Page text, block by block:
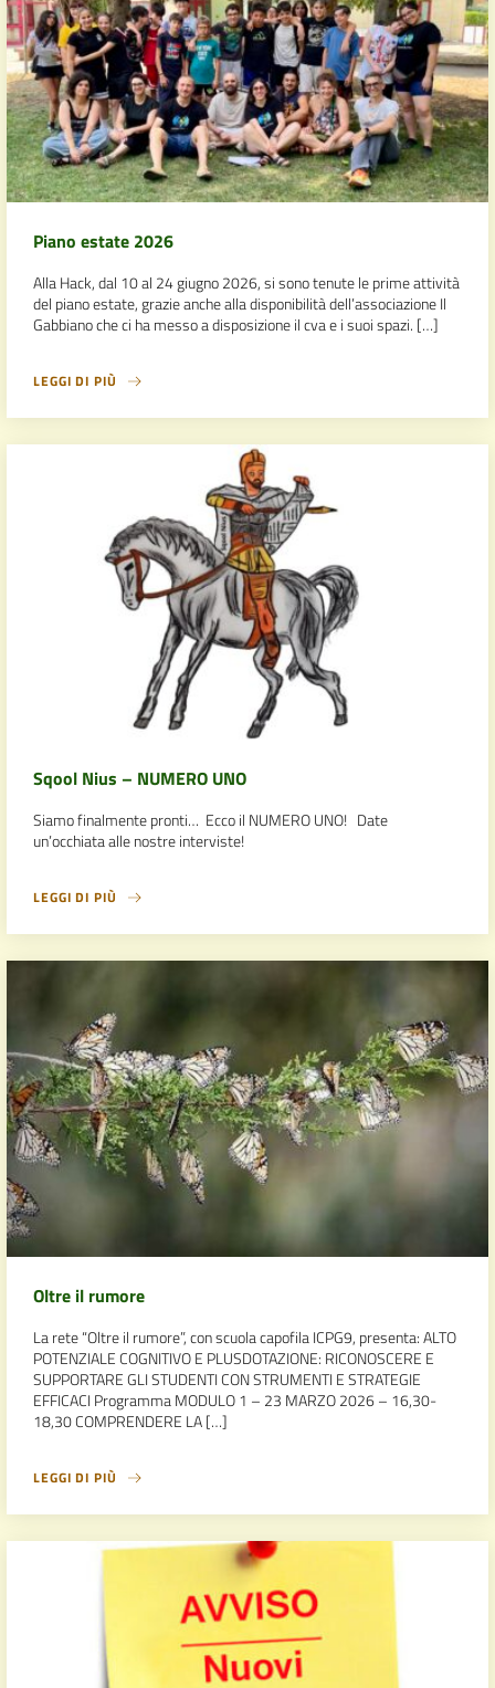
Piano estate 2026
Alla Hack, dal 10 al 24 giugno 2026, si sono tenute le prime attività
del piano estate, grazie anche alla disponibilità dell’associazione Il
Gabbiano che ci ha messo a disposizione il cva e i suoi spazi. […]
LEGGI DI PIÙ
Sqool Nius – NUMERO UNO
Siamo finalmente pronti… Ecco il NUMERO UNO! Date
un’occhiata alle nostre interviste!
LEGGI DI PIÙ
Oltre il rumore
La rete “Oltre il rumore”, con scuola capofila ICPG9, presenta: ALTO
POTENZIALE COGNITIVO E PLUSDOTAZIONE: RICONOSCERE E
SUPPORTARE GLI STUDENTI CON STRUMENTI E STRATEGIE
EFFICACI Programma MODULO 1 – 23 MARZO 2026 – 16,30-
18,30 COMPRENDERE LA […]
LEGGI DI PIÙ